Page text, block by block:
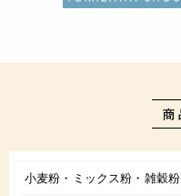
小麦粉・ミックス粉・雑穀粉